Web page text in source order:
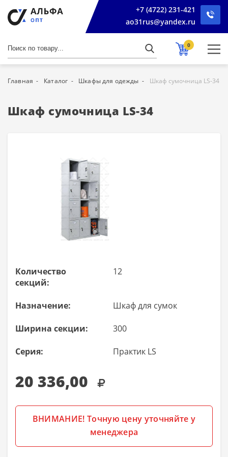
+7 (4722) 231-421
ao31rus@yandex.ru
0
Главная Каталог Шкафы для одежды Шкаф сумочница LS-34
Шкаф сумочница LS-34
Количество
секций:
12
Назначение: Шкаф для сумок
Ширина секции: 300
Серия: Практик LS
20 336,00
ВНИМАНИЕ! Точную цену уточняйте у
менеджера